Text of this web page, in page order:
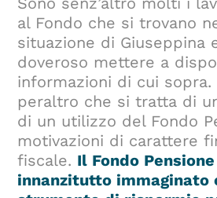
al Fondo che si trovano
situazione di Giuseppina
doveroso mettere a
informazioni di cui sopra.
peraltro che si tratta di
di un utilizzo del Fondo
motivazioni di carattere
fiscale. Il Fondo
innanzitutto immaginato